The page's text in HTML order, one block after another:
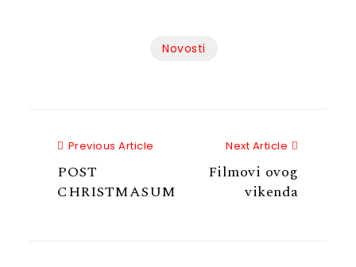
Novosti
Previous Article Previous Article
POST
CHRISTMASUM
Next Article
Filmovi ovog
vikenda